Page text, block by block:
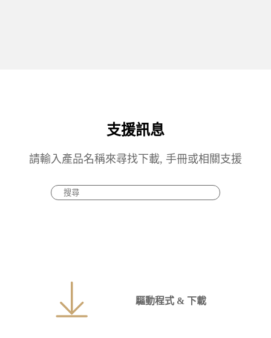
支援訊息
請輸入產品名稱來尋找下載, 手冊或相關支援
驅動程式 & 下載